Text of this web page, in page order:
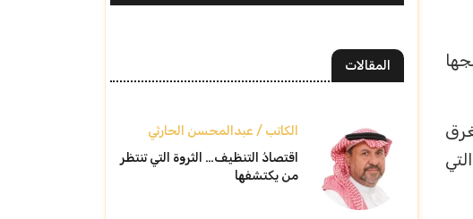
يستغرق
80 و90 بالمئة التي
المقالات
الكاتب / عبدالمحسن الحارثي
اقتصادُ التنظيف… الثروة التي تنتظر
من يكتشفها